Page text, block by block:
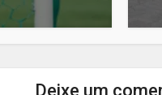
Deixe um